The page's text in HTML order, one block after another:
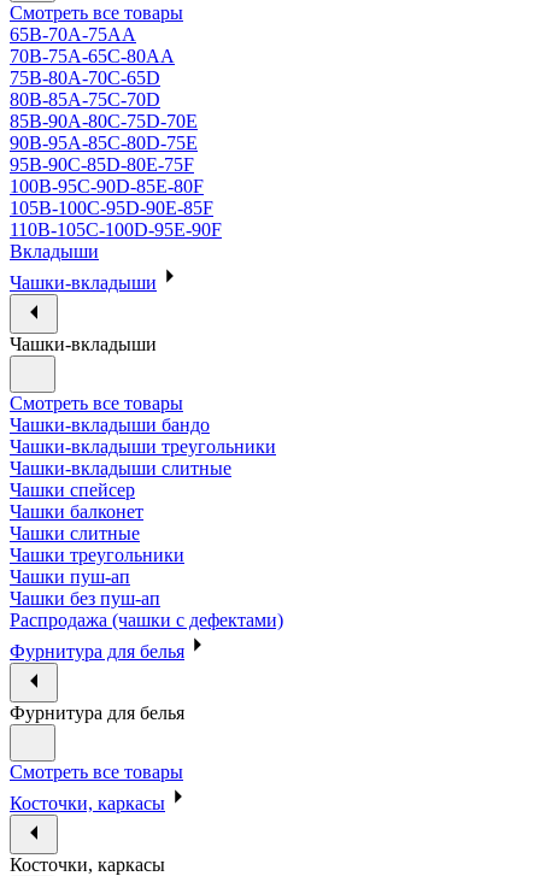
Смотреть все товары
65B-70A-75АА
70В-75А-65С-80АА
75В-80А-70С-65D
80В-85А-75С-70D
85В-90А-80С-75D-70E
90B-95A-85C-80D-75E
95B-90C-85D-80E-75F
100B-95C-90D-85E-80F
105B-100C-95D-90E-85F
110B-105C-100D-95E-90F
Вкладыши
Чашки-вкладыши
Чашки-вкладыши
Смотреть все товары
Чашки-вкладыши бандо
Чашки-вкладыши треугольники
Чашки-вкладыши слитные
Чашки спейсер
Чашки балконет
Чашки слитные
Чашки треугольники
Чашки пуш-ап
Чашки без пуш-ап
Распродажа (чашки с дефектами)
Фурнитура для белья
Фурнитура для белья
Смотреть все товары
Косточки, каркасы
Косточки, каркасы